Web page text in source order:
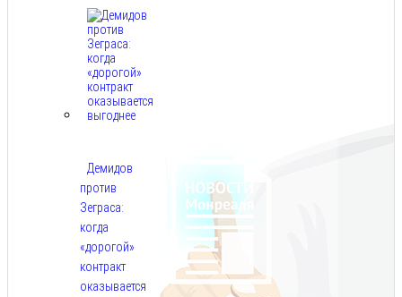
Демидов
против
Зеграса:
когда
«дорогой»
контракт
оказывается